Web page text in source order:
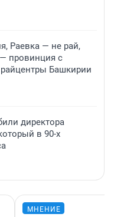
Раевка — не рай,
провинция с
Башкирии
директора
в 90-х
МНЕНИЕ